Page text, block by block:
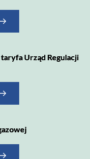
Urząd Regulacji